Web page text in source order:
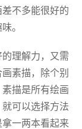
不多能很好的
。
理解力，又需
素描，除个别
描是所有绘画
可以选择方法
一两本看起来